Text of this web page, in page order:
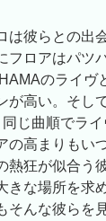
は彼らとの出
フロアはパツ
のライヴ
が高い。そし
同じ曲順でラ
の高まりもい
熱狂が似合う
きな場所を求
そんな彼らを